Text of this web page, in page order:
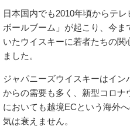
日本国内でも2010年頃からテ
ボールブーム」が起こり、今
いたウイスキーに若者たちの関
ました。
ジャパニーズウイスキーはイ
からの需要も多く、新型コロナ
においても越境ECという海外
気は衰えません。